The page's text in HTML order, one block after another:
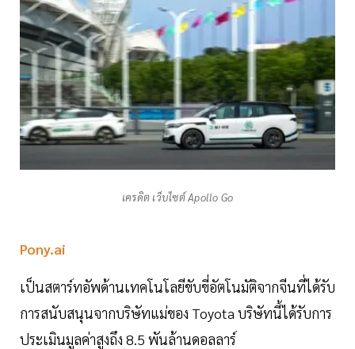
เครดิต เว็บไซต์ Apollo Go
Pony.ai
เป็นสตาร์ทอัพด้านเทคโนโลยีขับขี่อัตโนมัติจากจีนที่ได้รับ
การสนับสนุนจากบริษัทแม่ของ Toyota บริษัทนี้ได้รับการ
ประเมินมูลค่าสูงถึง 8.5 พันล้านดอลลาร์